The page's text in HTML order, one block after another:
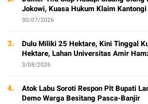
Jokowi, Kuasa Hukum Klaim
30/07/2026
3.
Dulu Miliki 25 Hektare, Kini Tinggal
Hektare, Lahan Universitas Amir
3/08/2026
4.
Atok Labu Soroti Respon Plt Bupati
Demo Warga Besitang Pasca-Banjir